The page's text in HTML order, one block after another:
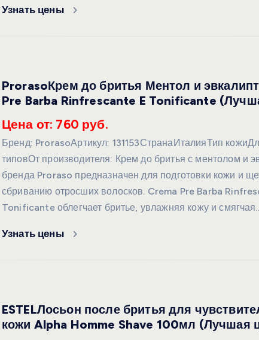
Узнать цены
ProrasoКрем до бритья Ментол и
Pre Barba Rinfrescante E Tonificante
Цена от: 760 руб.
Бренд: ProrasoАртикул: 131153СтранаИталияТип
типовОт производителя: Крем до бритья с ментолом и
бренда Proraso предназначен для подготовки кожи и
сбриванию отросших волосков. Crema Pre Barba
Tonificante облегчает бритье, увлажняя кожу и
Узнать цены
ESTELЛосьон после бритья для
кожи Alpha Homme Shave 100мл (Лучшая